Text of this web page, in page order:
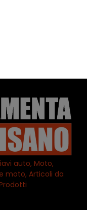
auto, Moto,
moto, Articoli da